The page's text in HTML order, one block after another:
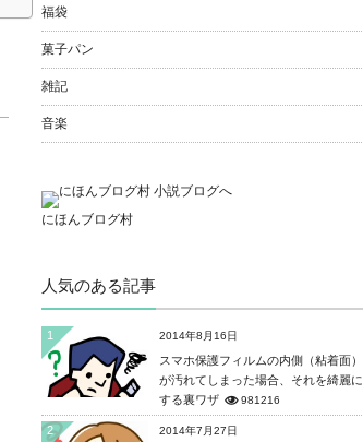
福袋
菓子パン
雑記
音楽
にほんブログ村
人気のある記事
1 2014年8月16日
スマホ保護フィルムの内側（粘着面）
が汚れてしまった場合、それを綺麗に
する裏ワザ
981216
2 2014年7月27日